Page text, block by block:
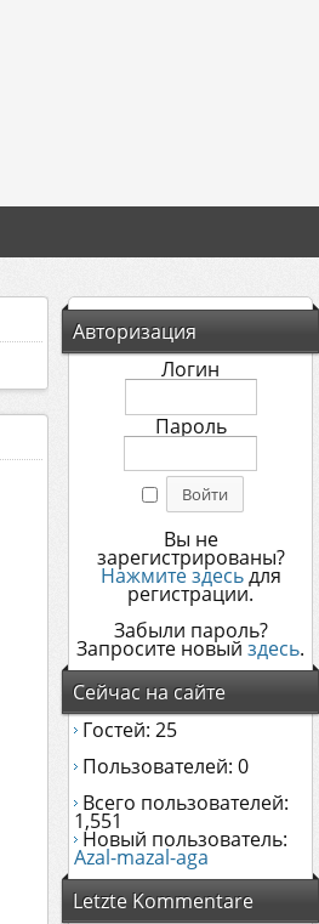
Авторизация
Логин
Пароль
Вы не
зарегистрированы?
Нажмите здесьдля
регистрации.
Забыли пароль?
Запросите новый здесь.
Сейчас на сайте
Гостей: 25
Пользователей: 0
Всего пользователей:
1,551
Новый пользователь:
Azal-mazal-aga
Letzte Kommentare